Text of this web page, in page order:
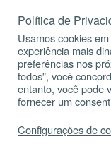
Política de
Usamos cookies
experiência mais
preferências nos
todos”, você
entanto, você pode
fornecer um
Configurações de